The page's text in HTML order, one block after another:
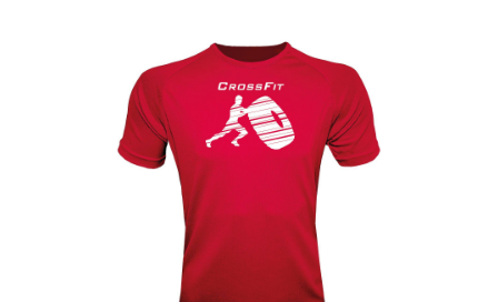
la
página
producto
producto
tiene
múltiples
variantes.
Las